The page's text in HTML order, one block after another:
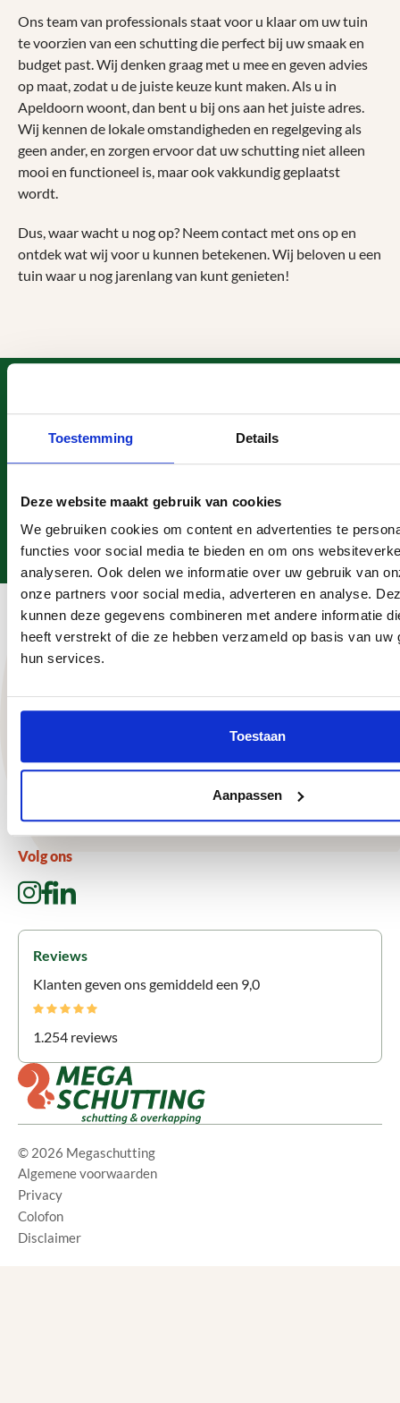
Toestemming Details
Deze website maakt gebruik van cookies
We gebruiken cookies om content en advertenties te
functies voor social media te bieden en om ons
analyseren. Ook delen we informatie over uw gebruik van
onze partners voor social media, adverteren en analyse.
kunnen deze gegevens combineren met andere informatie
heeft verstrekt of die ze hebben verzameld op basis van uw
hun services.
Toestaan
Aanpassen
Ons team van professionals staat voor u klaar om uw tuin
te voorzien van een schutting die perfect bij uw smaak en
budget past. Wij denken graag met u mee en geven advies
op maat, zodat u de juiste keuze kunt maken. Als u in
Apeldoorn woont, dan bent u bij ons aan het juiste adres.
Wij kennen de lokale omstandigheden en regelgeving als
geen ander, en zorgen ervoor dat uw schutting niet alleen
mooi en functioneel is, maar ook vakkundig geplaatst
wordt.
Dus, waar wacht u nog op? Neem contact met ons op en
ontdek wat wij voor u kunnen betekenen. Wij beloven u een
tuin waar u nog jarenlang van kunt genieten!
0113 - 405 131
Mailen
info@megaschutting.nl
WhatsApp
Bezoek onze showroom
Noordland 17, Heinkenszand
Hulp & ondersteuning
Megaschutting
Onze voordelen
Grote voorraad schuttingen, overkappingen en
Snelle levering door eigen vertrouwde transporteurs
Inmeet- en montageservice
Volg ons
Reviews
Klanten geven ons gemiddeld een 9,0
1.254 reviews
© 2026 Megaschutting
Algemene voorwaarden
Privacy
Colofon
Disclaimer